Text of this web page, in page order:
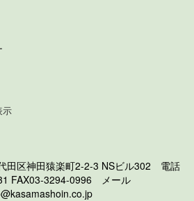
示
田区神田猿楽町2-2-3 NSビル302 電話
FAX03-3294-0996 メール